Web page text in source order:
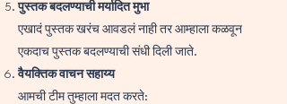
पुस्तक बदलण्याची मर्यादित मुभा
एखादं पुस्तक खरंच आवडलं नाही तर आम्हाला कळवून
एकदाच पुस्तक बदलण्याची संधी दिली जाते.
वैयक्तिक वाचन सहाय्य
आमची टीम तुम्हाला मदत करते: